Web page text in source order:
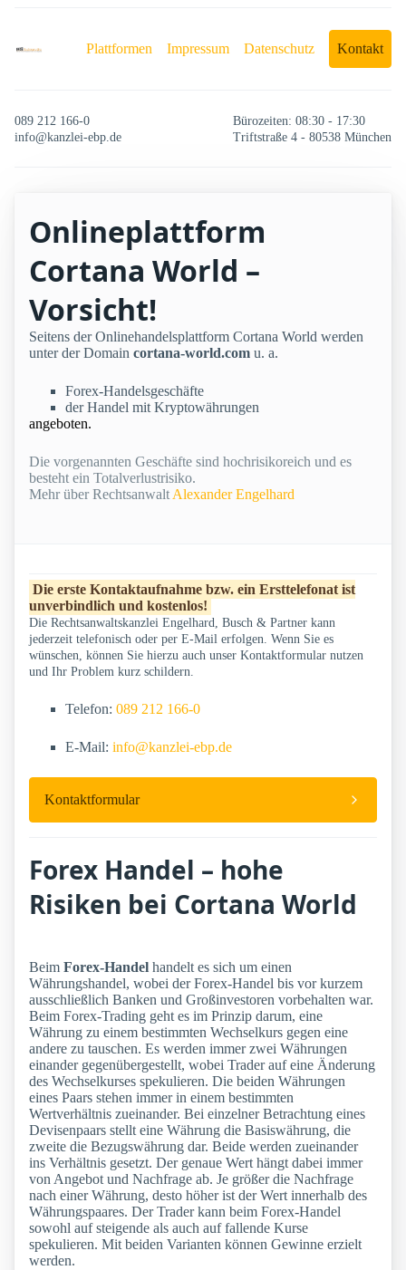
Plattformen Impressum Datenschutz Kontakt
089 212 166-0
info@kanzlei-ebp.de
Bürozeiten: 08:30 - 17:30
Triftstraße 4 - 80538 München
Onlineplattform
Cortana World –
Vorsicht!
Seitens der Onlinehandelsplattform Cortana World werden
unter der Domain cortana-world.com u. a.
Forex-Handelsgeschäfte
der Handel mit Kryptowährungen
angeboten.
Die vorgenannten Geschäfte sind hochrisikoreich und es
besteht ein Totalverlustrisiko.
Mehr über Rechtsanwalt Alexander Engelhard
Die erste Kontaktaufnahme bzw. ein Ersttelefonat ist
unverbindlich und kostenlos!
Die Rechtsanwaltskanzlei Engelhard, Busch & Partner kann
jederzeit telefonisch oder per E-Mail erfolgen. Wenn Sie es
wünschen, können Sie hierzu auch unser Kontaktformular nutzen
und Ihr Problem kurz schildern.
Telefon: 089 212 166-0
E-Mail: info@kanzlei-ebp.de
Kontaktformular
Forex Handel – hohe
Risiken bei Cortana World
Beim Forex-Handel handelt es sich um einen
Währungshandel, wobei der Forex-Handel bis vor kurzem
ausschließlich Banken und Großinvestoren vorbehalten war.
Beim Forex-Trading geht es im Prinzip darum, eine
Währung zu einem bestimmten Wechselkurs gegen eine
andere zu tauschen. Es werden immer zwei Währungen
einander gegenübergestellt, wobei Trader auf eine Änderung
des Wechselkurses spekulieren. Die beiden Währungen
eines Paars stehen immer in einem bestimmten
Wertverhältnis zueinander. Bei einzelner Betrachtung eines
Devisenpaars stellt eine Währung die Basiswährung, die
zweite die Bezugswährung dar. Beide werden zueinander
ins Verhältnis gesetzt. Der genaue Wert hängt dabei immer
von Angebot und Nachfrage ab. Je größer die Nachfrage
nach einer Währung, desto höher ist der Wert innerhalb des
Währungspaares. Der Trader kann beim Forex-Handel
sowohl auf steigende als auch auf fallende Kurse
spekulieren. Mit beiden Varianten können Gewinne erzielt
werden.